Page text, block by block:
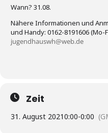
Wann? 31.08.
Nähere Informationen und
und Handy: 0162-8191606 (Mo-
jugendhauswh@web.de
Zeit
31. August 20210:00-0:00